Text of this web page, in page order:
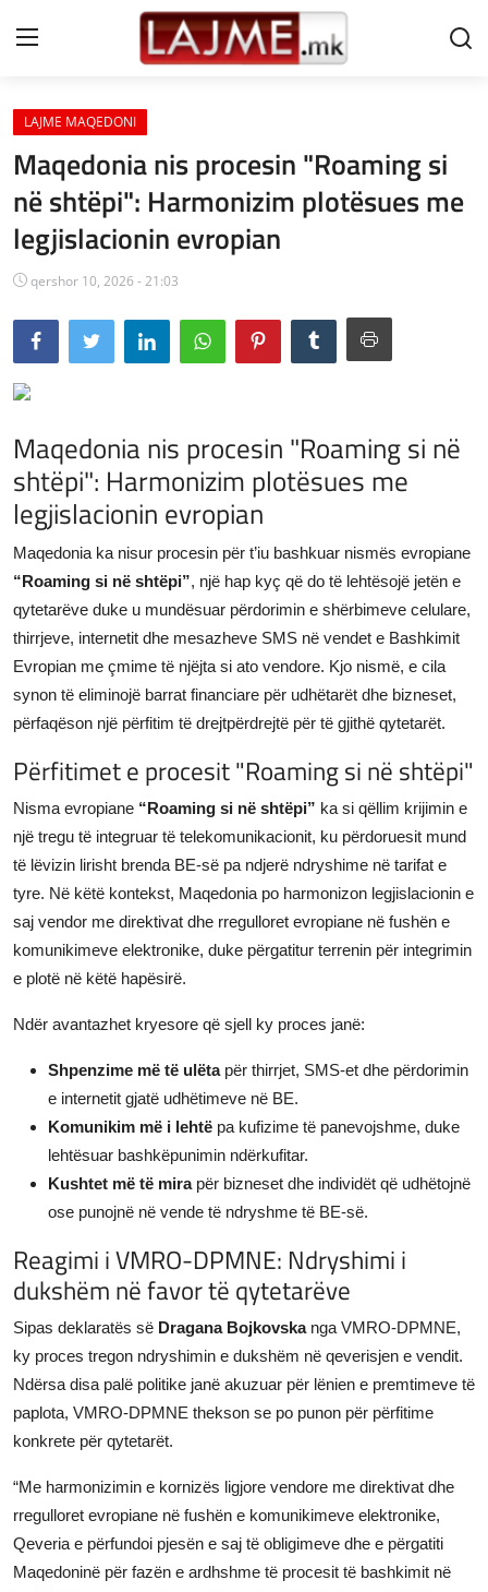
Shtëpi
LAJME MAQEDONI
SHQIPERI
KOSOVA
LAJME NGA BOTA
SHOWBIZ
SHENDETI
JETA
Gallery
LAJME MAQEDONI
Maqedonia nis procesin "Roaming si
në shtëpi": Harmonizim plotësues me
legjislacionin evropian
qershor 10, 2026 - 21:03
Maqedonia nis procesin "Roaming si në
shtëpi": Harmonizim plotësues me
legjislacionin evropian
Maqedonia ka nisur procesin për t’iu bashkuar nismës evropiane
“Roaming si në shtëpi”, një hap kyç që do të lehtësojë jetën e
qytetarëve duke u mundësuar përdorimin e shërbimeve celulare,
thirrjeve, internetit dhe mesazheve SMS në vendet e Bashkimit
Evropian me çmime të njëjta si ato vendore. Kjo nismë, e cila
synon të eliminojë barrat financiare për udhëtarët dhe bizneset,
përfaqëson një përfitim të drejtpërdrejtë për të gjithë qytetarët.
Përfitimet e procesit "Roaming si në shtëpi"
Nisma evropiane “Roaming si në shtëpi” ka si qëllim krijimin e
një tregu të integruar të telekomunikacionit, ku përdoruesit mund
të lëvizin lirisht brenda BE-së pa ndjerë ndryshime në tarifat e
tyre. Në këtë kontekst, Maqedonia po harmonizon legjislacionin e
saj vendor me direktivat dhe rregulloret evropiane në fushën e
komunikimeve elektronike, duke përgatitur terrenin për integrimin
e plotë në këtë hapësirë.
Ndër avantazhet kryesore që sjell ky proces janë:
Shpenzime më të ulëtapër thirrjet, SMS-et dhe përdorimin
e internetit gjatë udhëtimeve në BE.
Komunikim më i lehtë pa kufizime të panevojshme, duke
lehtësuar bashkëpunimin ndërkufitar.
Kushtet më të mirapër bizneset dhe individët që udhëtojnë
ose punojnë në vende të ndryshme të BE-së.
Reagimi i VMRO-DPMNE: Ndryshimi i
dukshëm në favor të qytetarëve
Sipas deklaratës së Dragana Bojkovskanga VMRO-DPMNE,
ky proces tregon ndryshimin e dukshëm në qeverisjen e vendit.
Ndërsa disa palë politike janë akuzuar për lënien e premtimeve të
paplota, VMRO-DPMNE thekson se po punon për përfitime
konkrete për qytetarët.
“Me harmonizimin e kornizës ligjore vendore me direktivat dhe
rregulloret evropiane në fushën e komunikimeve elektronike,
Qeveria e përfundoi pjesën e saj të obligimeve dhe e përgatiti
Maqedoninë për fazën e ardhshme të procesit të bashkimit në